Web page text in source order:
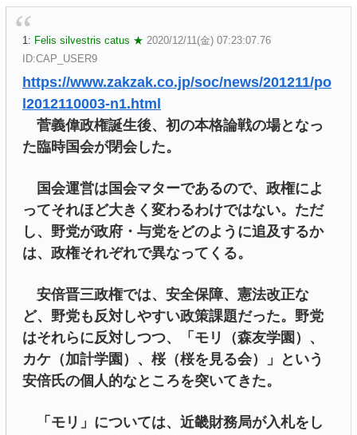
1: Felis silvestris catus ★ 2020/12/11(金) 07:23:07.76
ID:CAP_USER9
https://www.zakzak.co.jp/soc/news/201211/po
l2012110003-n1.html
菅義偉政権誕生後、初の本格論戦の場となっ
た臨時国会が閉会した。
国会運営は国会マターであるので、政権によ
ってそれほど大きく変わるわけではない。ただ
し、野党が政府・与党をどのように追及するか
は、政権それぞれで異なってくる。
安倍晋三政権では、安全保障、憲法改正な
ど、野党も反対しやすい政策課題だった。野党
はそれらに反対しつつ、「モリ（森友学園）、
カケ（加計学園）、桜（桜を見る会）」という
安倍氏の個人的なところを突いてきた。
「モリ」については、近畿財務局が入札をし